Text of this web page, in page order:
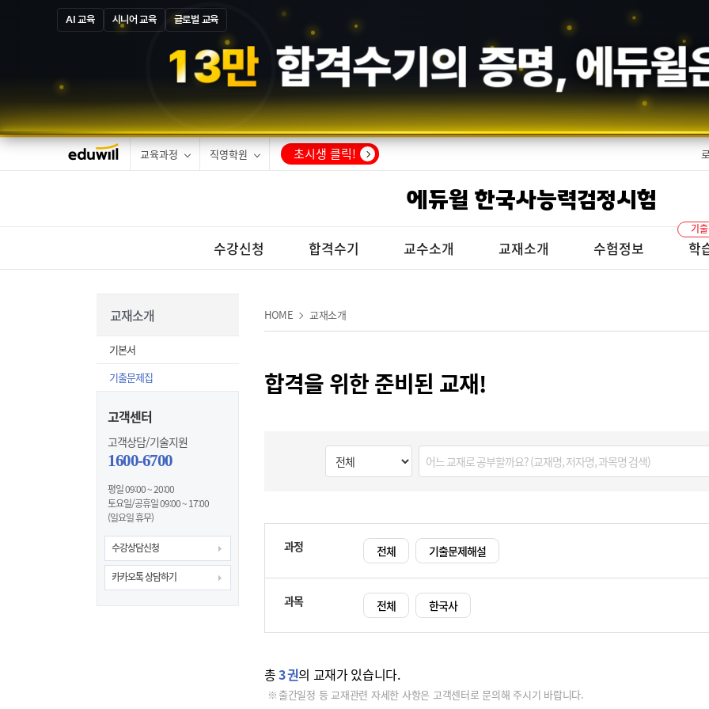
AI 교육 시니어 교육 글로벌 교육
13만 합격수기의 증명,에듀윌
교육과정 직영학원 초시생 클릭!
에듀윌 한국사능력검정시험
수강신청 합격수기 교수소개 교재소개 수험정보 학
기
교재소개
기본서
기출문제집
고객센터
고객상담/기술지원
1600-6700
평일 09:00 ~ 20:00
토요일/공휴일 09:00 ~ 17:00
(일요일 휴무)
수강상담신청
카카오톡 상담하기
HOME 교재소개
합격을 위한 준비된 교재!
과정 전체 기출문제해설
과목 전체 한국사
총3권의 교재가 있습니다.
출간일정 등 교재관련 자세한 사항은 고객센터로 문의해 주시기 바랍니다.